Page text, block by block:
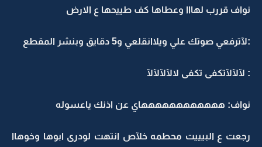
نواف قررب لهااا وعطاها كف طييحها ع الارض
:لآترفعي صوتك علي ويلاانقلعي و5 دقايق وبنشر المقطع
: لآلآلآتكفى تكفى لالآلآلآلآ
نواف: ههههههههههههاي عن اذنك ياعسوله
رجعت ع البيييت محطمه خلآص انتهت لودرى ابوها وخوهاا